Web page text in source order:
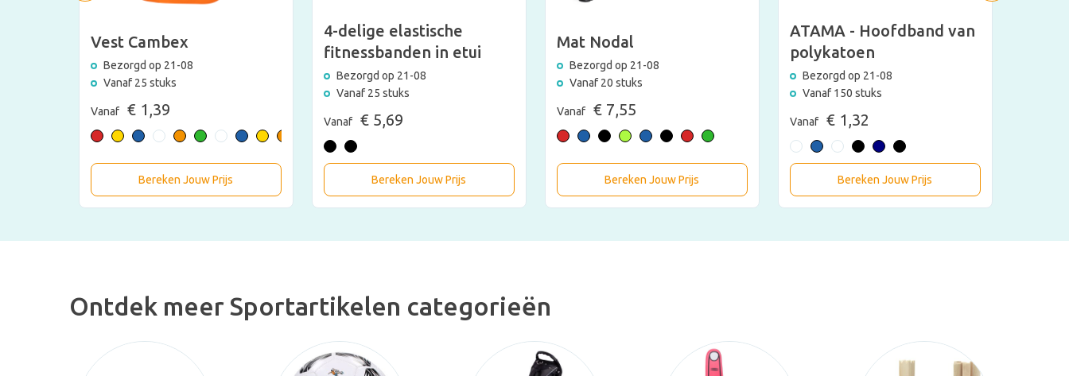
Vest Cambex
Bezorgd op 21-08
Vanaf 25 stuks
Vanaf € 1,39
Bereken Jouw Prijs
4-delige elastische
fitnessbanden in etui
Bezorgd op 21-08
Vanaf 25 stuks
Vanaf € 5,69
Bereken Jouw Prijs
Mat Nodal
Bezorgd op 21-08
Vanaf 20 stuks
Vanaf € 7,55
Bereken Jouw Prijs
ATAMA - Hoofdband van
polykatoen
Bezorgd op 21-08
Vanaf 150 stuks
Vanaf € 1,32
Bereken Jouw Prijs
Ontdek meer Sportartikelen categorieën